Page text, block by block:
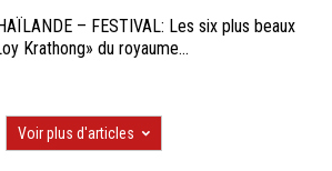
– FESTIVAL: Les six plus beaux
Krathong» du royaume...
Voir plus d'articles